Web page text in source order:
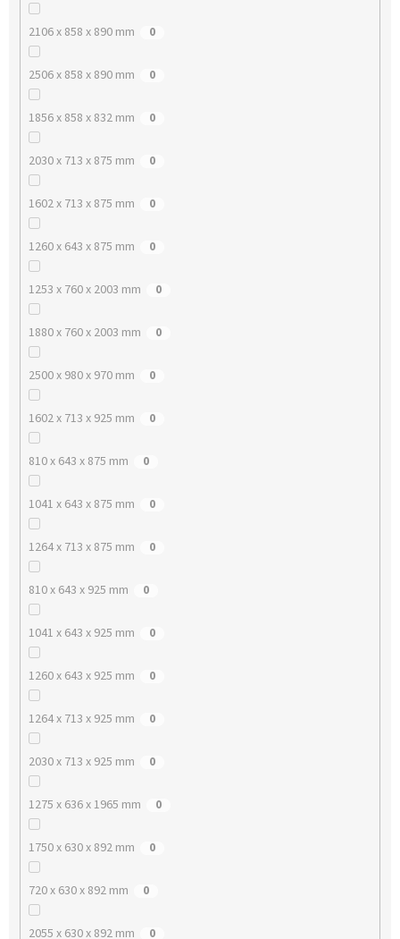
2106 x 858 x 890 mm 0
2506 x 858 x 890 mm 0
1856 x 858 x 832 mm 0
2030 x 713 x 875 mm 0
1602 x 713 x 875 mm 0
1260 x 643 x 875 mm 0
1253 x 760 x 2003 mm 0
1880 x 760 x 2003 mm 0
2500 x 980 x 970 mm 0
1602 x 713 x 925 mm 0
810 x 643 x 875 mm 0
1041 x 643 x 875 mm 0
1264 x 713 x 875 mm 0
810 x 643 x 925 mm 0
1041 x 643 x 925 mm 0
1260 x 643 x 925 mm 0
1264 x 713 x 925 mm 0
2030 x 713 x 925 mm 0
1275 x 636 x 1965 mm 0
1750 x 630 x 892 mm 0
720 x 630 x 892 mm 0
2055 x 630 x 892 mm 0